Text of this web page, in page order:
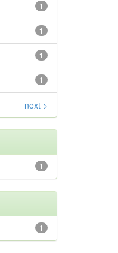
1
1
1
1
next >
1
1